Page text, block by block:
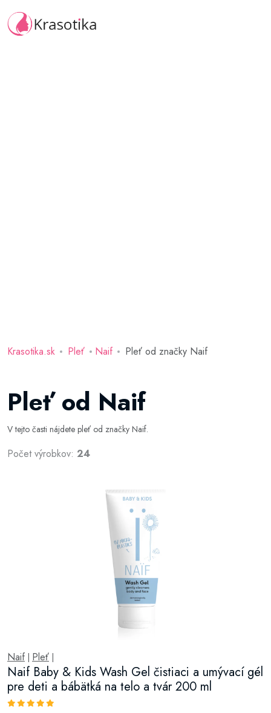
Krasotika.sk Pleť Naif Pleť od značky Naif
Pleť od Naif
V tejto časti nájdete pleť od značky Naif.
Počet výrobkov: 24
Naif Pleť
Naif Baby & Kids Wash Gel čistiaci a umývací gél
pre deti a bábätká na telo a tvár 200 ml